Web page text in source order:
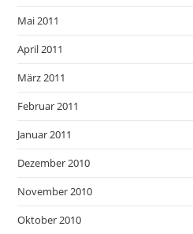
Mai 2011
April 2011
März 2011
Februar 2011
Januar 2011
Dezember 2010
November 2010
Oktober 2010